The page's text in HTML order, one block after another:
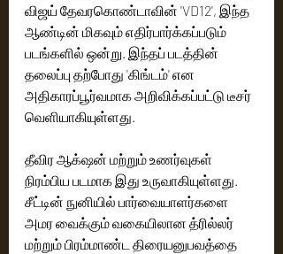
விஜய் தேவரகொண்டாவின் 'VD12', இந்த
ஆண்டின் மிகவும் எதிர்பார்க்கப்படும்
படங்களில் ஒன்று. இந்தப் படத்தின்
தலைப்பு தற்போது 'கிங்டம்' என
அதிகாரப்பூர்வமாக அறிவிக்கப்பட்டு டீசர்
வெளியாகியுள்ளது.
தீவிர ஆக்‌ஷன் மற்றும் உணர்வுகள்
நிரம்பிய படமாக இது உருவாகியுள்ளது.
சீட்டின் நுனியில் பார்வையாளர்களை
அமர வைக்கும் வகையிலான த்ரில்லர்
மற்றும் பிரம்மாண்ட திரையனுபவத்தை